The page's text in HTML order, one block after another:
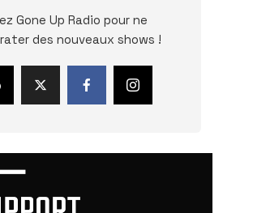
Gone Up Radio pour ne
des nouveaux shows !